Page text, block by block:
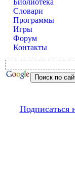
Словари
Программы
Игры
Форум
Контакты
Подписаться